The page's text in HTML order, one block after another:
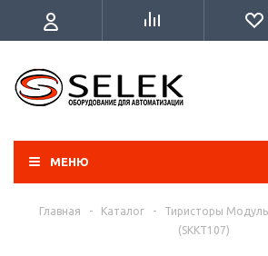
МЕНЮ
Главная - Каталог - Тиристоры
(SKKT107)